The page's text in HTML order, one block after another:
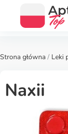
Strona główna / Leki
Naxii